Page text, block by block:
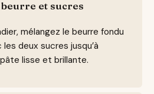
et sucres
mélangez le beurre fondu
deux sucres jusqu’à
lisse et brillante.